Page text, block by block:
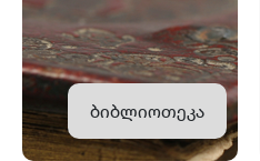
ბიბლიოთეკა